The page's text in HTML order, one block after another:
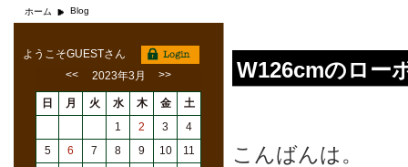
ホーム Blog
W126cmのロー
こんばんは。
ようこそGUESTさん
<<
2023年3月 >>
日 月 火 水 木 金
土
1
2 3
4
5
6 7 8 9 10
11